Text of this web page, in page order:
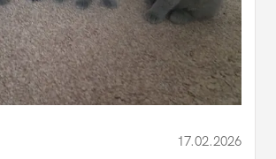
17.02.2026